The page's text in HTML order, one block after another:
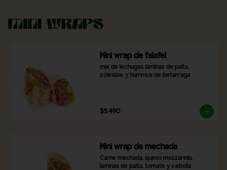
Mini Wraps
Mini wrap de falafel
mix de lechugas, láminas de palta,
coleslaw, y hummus de betarraga
$5.490
Mini wrap de mechada
Carne mechada, queso mozzarella,
láminas de palta, tomate y cebolla